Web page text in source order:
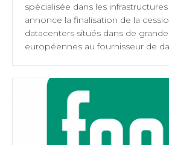
spécialisée dans les
annonce la finalisation de la
datacenters situés dans de
européennes au fournisseur de